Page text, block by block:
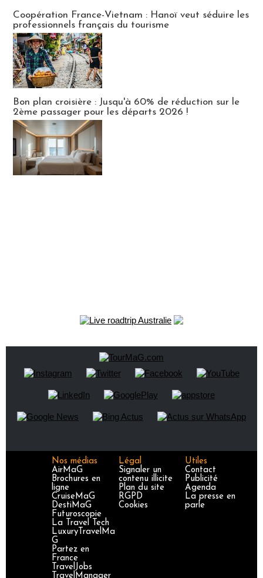
Coopération France-Vietnam : Hanoï veut séduire les
professionnels français du tourisme
Bon plan croisière : Jusqu'à 60% de réduction sur le
2ème passager pour les départs 2026 !
Nos médias
AirMaG
Brochures en
ligne
CruiseMaG
DestiMaG
Futuroscopie
La Travel Tech
LuxuryTravelMa
G
Partez en
France
TravelJobs
TravelManager
Légal
Signaler un
contenu illicite
Plan du site
RGPD
Cookies
Utiles
Contact
Publicité
Agenda
La presse en
parle